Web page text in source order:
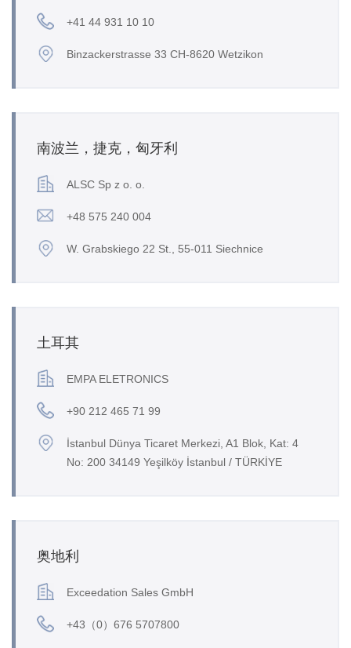
+41 44 931 10 10
Binzackerstrasse 33 CH-8620 Wetzikon
南波兰，捷克，匈牙利
ALSC Sp z o. o.
+48 575 240 004
W. Grabskiego 22 St., 55-011 Siechnice
土耳其
EMPA ELETRONICS
+90 212 465 71 99
İstanbul Dünya Ticaret Merkezi, A1 Blok, Kat: 4
No: 200 34149 Yeşilköy İstanbul / TÜRKİYE
奥地利
Exceedation Sales GmbH
+43（0）676 5707800